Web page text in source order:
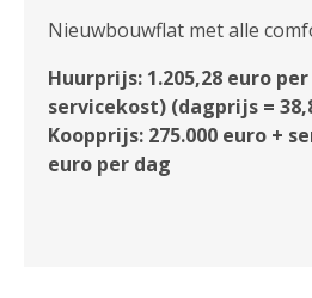
Nieuwbouwflat met alle
Huurprijs: 1.205,28 euro
servicekost) (dagprijs =
Koopprijs: 275.000 euro +
euro per dag